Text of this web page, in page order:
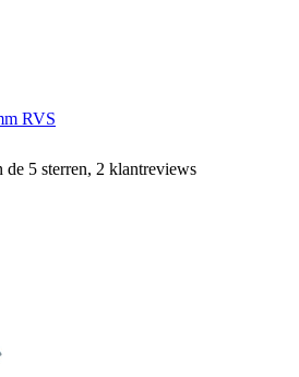
RVS
de 5 sterren, 2 klantreviews